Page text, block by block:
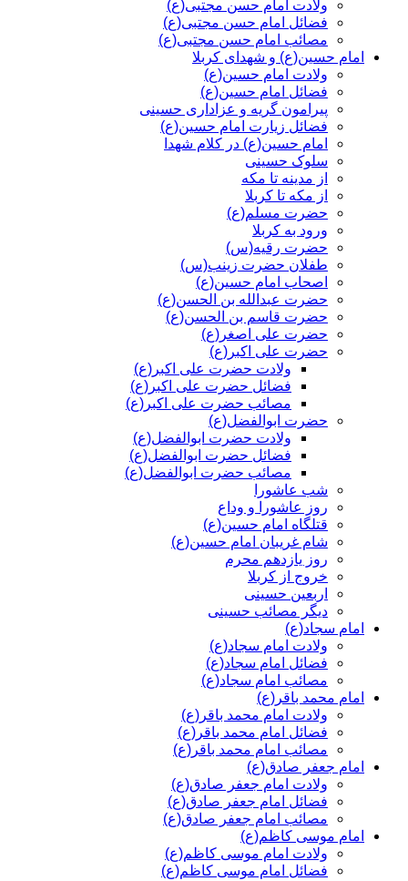
ولادت امام حسن مجتبی(ع)
فضائل امام حسن مجتبی(ع)
مصائب امام حسن مجتبی(ع)
امام حسین(ع) و شهدای کربلا
ولادت امام حسین(ع)
فضائل امام حسین(ع)
پیرامون گریه و عزاداری حسینی
فضائل زیارت امام حسین(ع)
امام حسین(ع) در کلام شهدا
سلوک حسینی
از مدینه تا مکه
از مکه تا کربلا
حضرت مسلم(ع)
ورود به کربلا
حضرت رقیه(س)
طفلان حضرت زینب(س)
اصحاب امام حسین(ع)
حضرت عبدالله بن الحسن(ع)
حضرت قاسم بن الحسن(ع)
حضرت علی اصغر(ع)
حضرت علی اکبر(ع)
ولادت حضرت علی اکبر(ع)
فضائل حضرت علی اکبر(ع)
مصائب حضرت علی اکبر(ع)
حضرت ابوالفضل(ع)
ولادت حضرت ابوالفضل(ع)
فضائل حضرت ابوالفضل(ع)
مصائب حضرت ابوالفضل(ع)
شب عاشورا
روز عاشورا و وداع
قتلگاه امام حسین(ع)
شام غریبان امام حسین(ع)
روز یازدهم محرم
خروج از کربلا
اربعین حسینی
دیگر مصائب حسینی
امام سجاد(ع)
ولادت امام سجاد(ع)
فضائل امام سجاد(ع)
مصائب امام سجاد(ع)
امام محمد باقر(ع)
ولادت امام محمد باقر(ع)
فضائل امام محمد باقر(ع)
مصائب امام محمد باقر(ع)
امام جعفر صادق(ع)
ولادت امام جعفر صادق(ع)
فضائل امام جعفر صادق(ع)
مصائب امام جعفر صادق(ع)
امام موسی کاظم(ع)
ولادت امام موسی کاظم(ع)
فضائل امام موسی کاظم(ع)